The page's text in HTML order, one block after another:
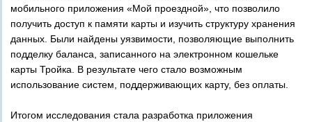
мобильного приложения «Мой проездной», что позволило
получить доступ к памяти карты и изучить структуру хранения
данных. Были найдены уязвимости, позволяющие выполнить
подделку баланса, записанного на электронном кошельке
карты Тройка. В результате чего стало возможным
использование систем, поддерживающих карту, без оплаты.
Итогом исследования стала разработка приложения